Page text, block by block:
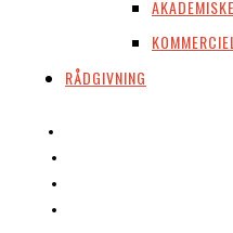
RÅDGIVNING